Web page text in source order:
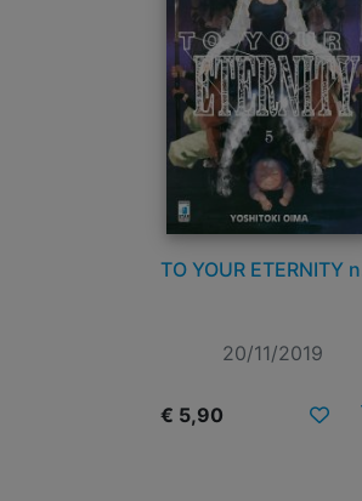
TO YOUR ETERNITY
20/11/2019
€ 5,90